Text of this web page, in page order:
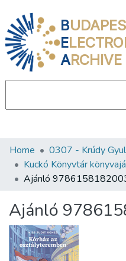
B
E
ARCHIVE
Communities &
All of DSpace
About us
Home
Kuckó Könyvtár
Ajánló
Ajánló